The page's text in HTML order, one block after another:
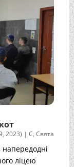
2023) |С,Свята
ліцею